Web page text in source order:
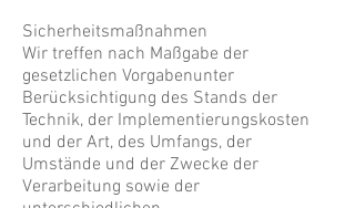
Sicherheitsmaßnahmen
Wir treffen nach Maßgabe der
gesetzlichen Vorgabenunter
Berücksichtigung des Stands der
Technik, der Implementierungskosten
und der Art, des Umfangs, der
Umstände und der Zwecke der
Verarbeitung sowie der